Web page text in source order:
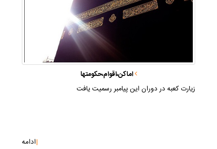
اماكن،اقوام،حكومتها
زيارت كعبه در دوران اين پيامبر رسميت يافت
|ادامه